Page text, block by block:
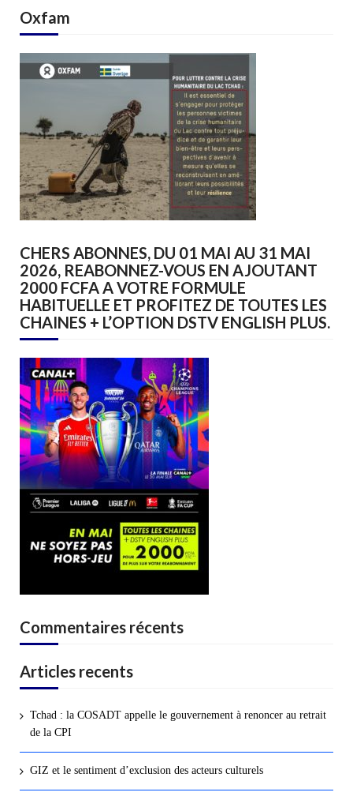
Oxfam
CHERS ABONNES, DU 01 MAI AU 31 MAI
2026, REABONNEZ-VOUS EN AJOUTANT
2000 FCFA A VOTRE FORMULE
HABITUELLE ET PROFITEZ DE TOUTES LES
CHAINES + L’OPTION DSTV ENGLISH PLUS.
Commentaires récents
Articles recents
Tchad : la COSADT appelle le gouvernement à renoncer au retrait
de la CPI
GIZ et le sentiment d’exclusion des acteurs culturels